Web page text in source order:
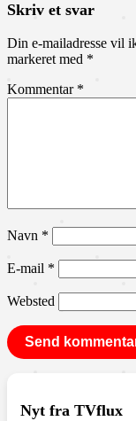
Skriv et svar
Din e-mailadresse vil
markeret med *
Kommentar *
Navn *
E-mail *
Websted
Nyt fra TVflux